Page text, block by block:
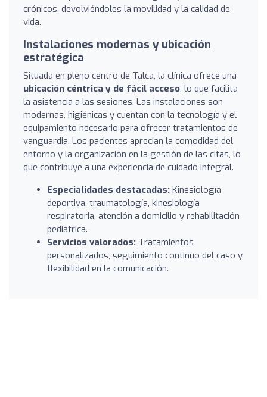
crónicos, devolviéndoles la movilidad y la calidad de
vida.
Instalaciones modernas y ubicación
estratégica
Situada en pleno centro de Talca, la clínica ofrece una
ubicación céntrica y de fácil acceso, lo que facilita
la asistencia a las sesiones. Las instalaciones son
modernas, higiénicas y cuentan con la tecnología y el
equipamiento necesario para ofrecer tratamientos de
vanguardia. Los pacientes aprecian la comodidad del
entorno y la organización en la gestión de las citas, lo
que contribuye a una experiencia de cuidado integral.
Especialidades destacadas: Kinesiología
deportiva, traumatología, kinesiología
respiratoria, atención a domicilio y rehabilitación
pediátrica.
Servicios valorados: Tratamientos
personalizados, seguimiento continuo del caso y
flexibilidad en la comunicación.